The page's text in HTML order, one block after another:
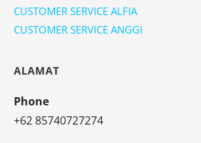
CUSTOMER SERVICE ALFIA
CUSTOMER SERVICE ANGGI
ALAMAT
Phone
+62 85740727274